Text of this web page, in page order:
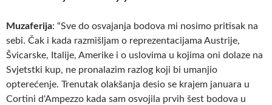
Muzaferija: “Sve do osvajanja bodova mi nosimo pritisak na
sebi. Čak i kada razmišljam o reprezentacijama Austrije,
Švicarske, Italije, Amerike i o uslovima u kojima oni dolaze na
Svjetstki kup, ne pronalazim razlog koji bi umanjio
opterećenje. Trenutak olakšanja desio se krajem januara u
Cortini d'Ampezzo kada sam osvojila prvih šest bodova u